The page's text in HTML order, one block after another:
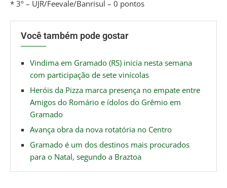
* 3º – UJR/Feevale/Banrisul – 0 pontos
Você também pode gostar
Vindima em Gramado (RS) inicia nesta semana
com participação de sete vinícolas
Heróis da Pizza marca presença no empate entre
Amigos do Romário e ídolos do Grêmio em
Gramado
Avança obra da nova rotatória no Centro
Gramado é um dos destinos mais procurados
para o Natal, segundo a Braztoa